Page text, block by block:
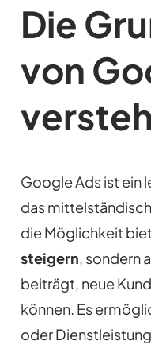
Die
von
Google Ads ist ein
das
die Möglichkeit
steigern, sondern
beiträgt, neue
können. Es
oder